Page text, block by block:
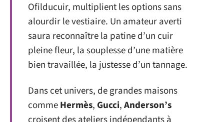
Ofilducuir, multiplient les options sans
alourdir le vestiaire. Un amateur averti
saura reconnaître la patine d’un cuir
pleine fleur, la souplesse d’une matière
bien travaillée, la justesse d’un tannage.
Dans cet univers, de grandes maisons
commeHermès, Gucci,Anderson’s